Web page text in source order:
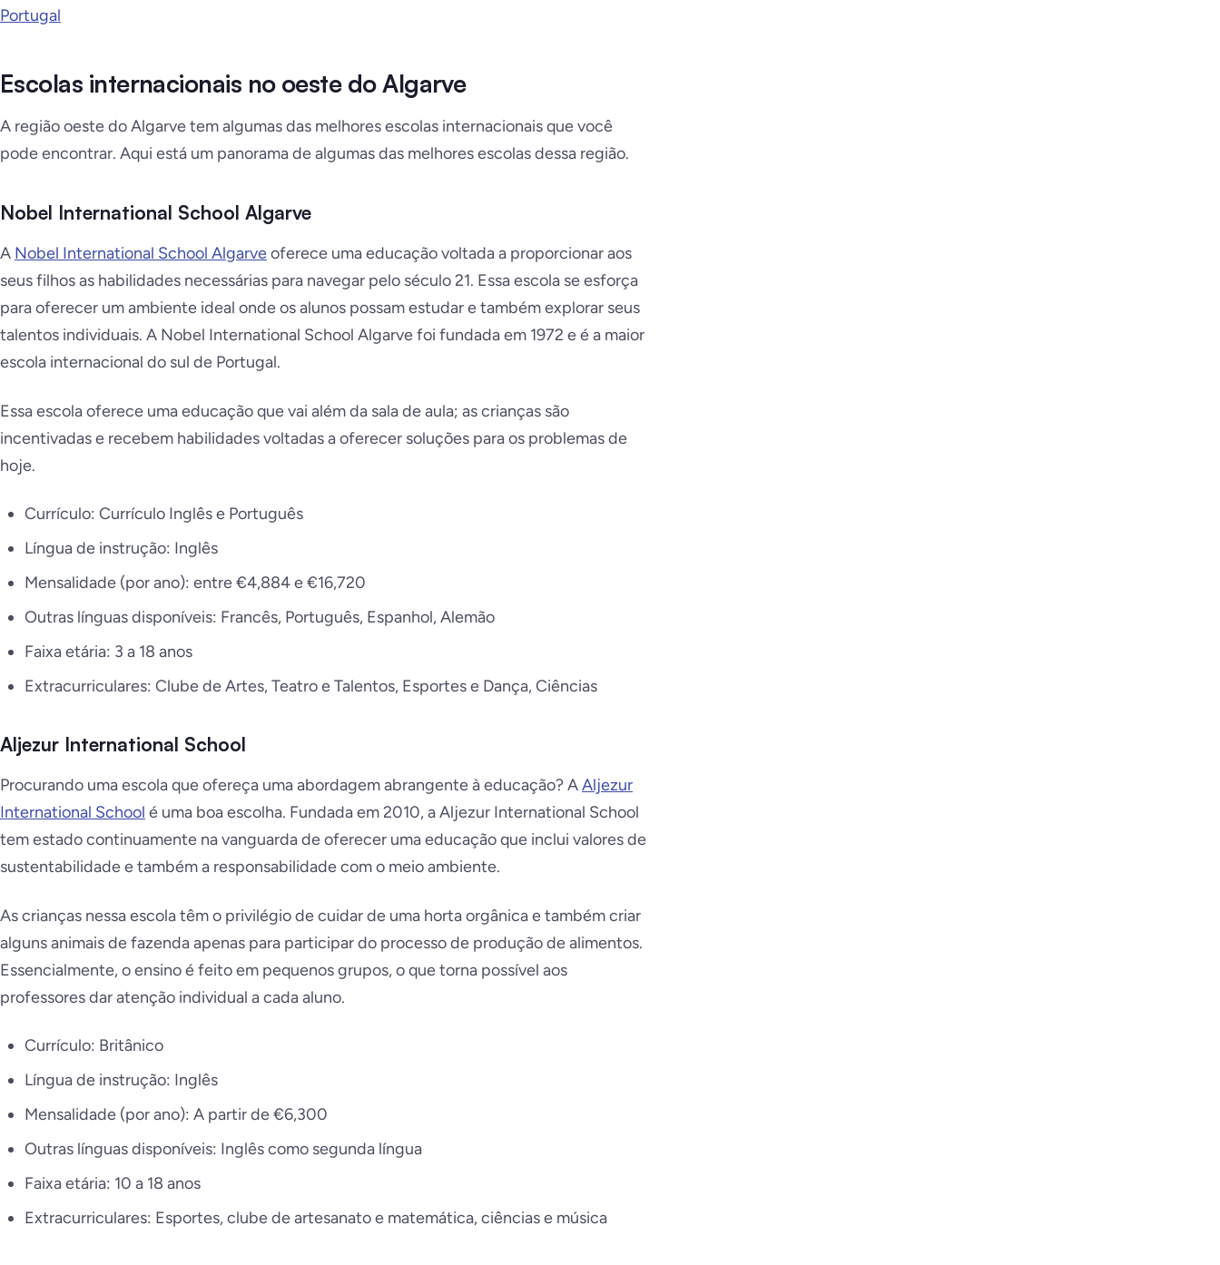
Portugal
Escolas internacionais no oeste do Algarve
A região oeste do Algarve tem algumas das melhores escolas internacionais que você
pode encontrar. Aqui está um panorama de algumas das melhores escolas dessa região.
Nobel International School Algarve
A Nobel International School Algarveoferece uma educação voltada a proporcionar aos
seus filhos as habilidades necessárias para navegar pelo século 21. Essa escola se esforça
para oferecer um ambiente ideal onde os alunos possam estudar e também explorar seus
talentos individuais. A Nobel International School Algarve foi fundada em 1972 e é a maior
escola internacional do sul de Portugal.
Essa escola oferece uma educação que vai além da sala de aula; as crianças são
incentivadas e recebem habilidades voltadas a oferecer soluções para os problemas de
hoje.
Currículo: Currículo Inglês e Português
Língua de instrução: Inglês
Mensalidade (por ano): entre €4,884 e €16,720
Outras línguas disponíveis: Francês, Português, Espanhol, Alemão
Faixa etária: 3 a 18 anos
Extracurriculares: Clube de Artes, Teatro e Talentos, Esportes e Dança, Ciências
Aljezur International School
Procurando uma escola que ofereça uma abordagem abrangente à educação? AAljezur
International School é uma boa escolha. Fundada em 2010, a Aljezur International School
tem estado continuamente na vanguarda de oferecer uma educação que inclui valores de
sustentabilidade e também a responsabilidade com o meio ambiente.
As crianças nessa escola têm o privilégio de cuidar de uma horta orgânica e também criar
alguns animais de fazenda apenas para participar do processo de produção de alimentos.
Essencialmente, o ensino é feito em pequenos grupos, o que torna possível aos
professores dar atenção individual a cada aluno.
Currículo: Britânico
Língua de instrução: Inglês
Mensalidade (por ano): A partir de €6,300
Outras línguas disponíveis: Inglês como segunda língua
Faixa etária: 10 a 18 anos
Extracurriculares: Esportes, clube de artesanato e matemática, ciências e música